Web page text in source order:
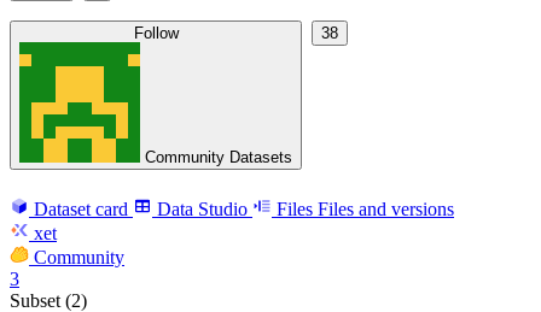
Follow
Community Datasets
38
Dataset card Data Studio Files Files and versions
xet
Community
3
Subset (2)